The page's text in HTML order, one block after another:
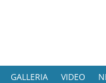
GALLERIA VIDEO